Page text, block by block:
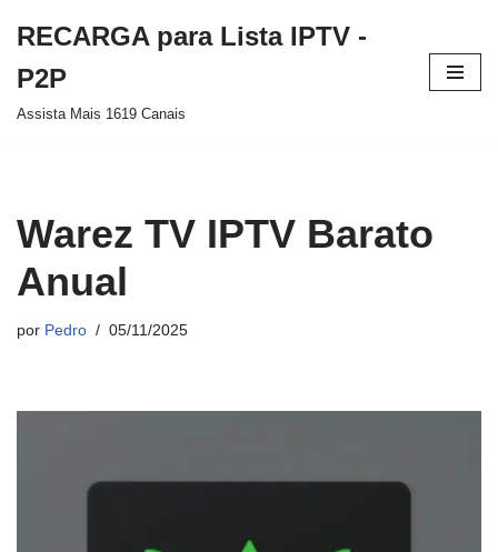
para
o
RECARGA para Lista IPTV -
P2P
Assista Mais 1619 Canais
Warez TV IPTV Barato
Anual
por Pedro 05/11/2025